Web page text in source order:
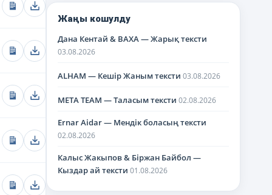
Жаңы кошулду
Дана Кентай & BAXA — Жарық тексти
03.08.2026
ALHAM — Кешір Жаным тексти 03.08.2026
META TEAM — Таласым тексти 02.08.2026
Ernar Aidar — Мендік боласың тексти
02.08.2026
Калыс Жакыпов & Біржан Байбол —
Кыздар ай тексти 01.08.2026